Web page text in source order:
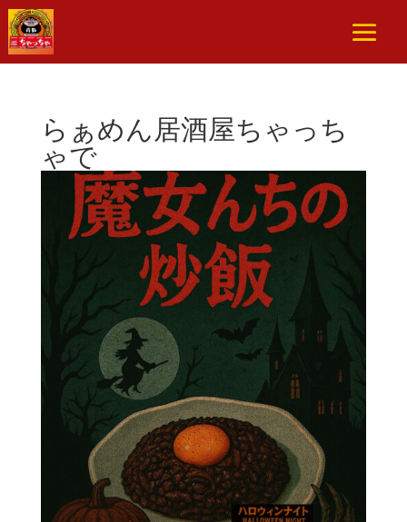
らぁめん居酒屋ちゃっち
ゃで